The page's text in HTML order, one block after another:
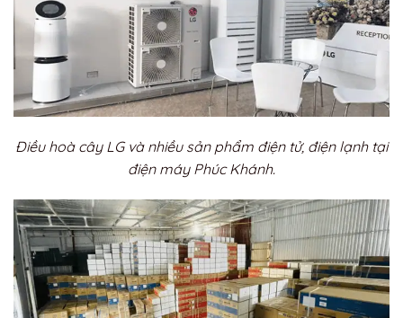
Điều hoà cây LG và nhiều sản phẩm điện tử, điện lạnh tại
điện máy Phúc Khánh.